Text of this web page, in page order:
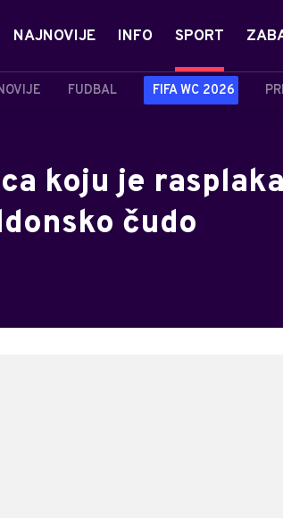
NAJNOVIJE INFO SPORT
FUDBAL FIFA WC 2026
koju je
čudo